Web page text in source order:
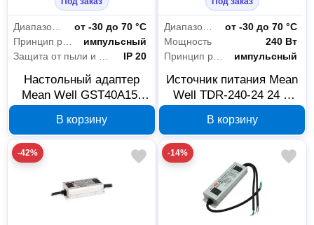
от -30 до 70 °С
импульсный
IP 20
Настольный адаптер
Mean Well GST40A15-
В корзину
Диапазон рабочих температур
от -30 до 70 °С
Мощность
240 Вт
Принцип работы
импульсный
Источник питания Mean
Well TDR-240-24 24 В
В корзину
-42% -14%